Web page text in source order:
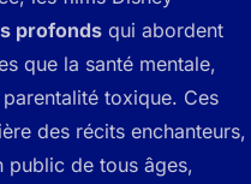
profonds qui abordent
que la santé mentale,
toxique. Ces
des récits enchanteurs,
public de tous âges,